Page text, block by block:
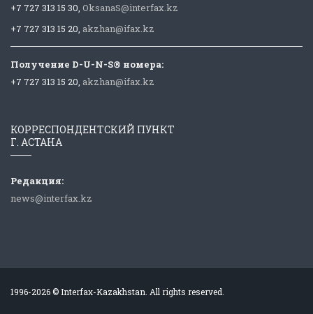
+7 727 313 15 30, OksanaS@interfax.kz
+7 727 313 15 20, akzhan@ifax.kz
Получение D-U-N-S® номера:
+7 727 313 15 20, akzhan@ifax.kz
КОРРЕСПОНДЕНТСКИЙ ПУНКТ
Г. АСТАНА
Редакция:
news@interfax.kz
1996-2026 © Interfax-Kazakhstan. All rights reserved.